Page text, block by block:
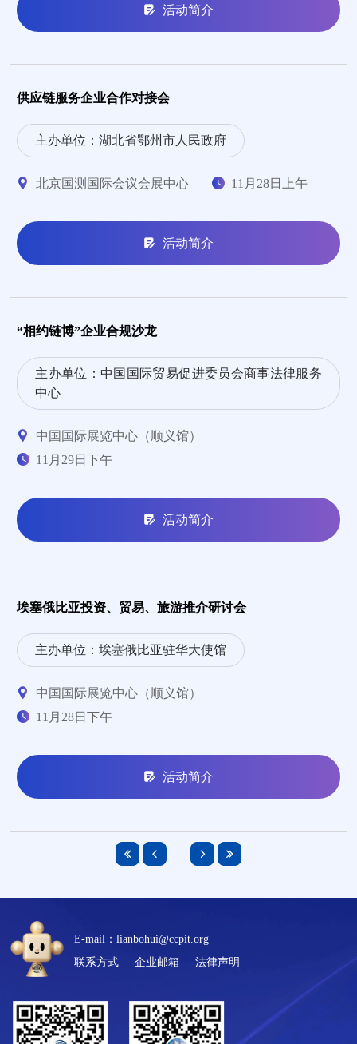
活动简介
供应链服务企业合作对接会
主办单位：湖北省鄂州市人民政府
北京国测国际会议会展中心 11月28日上午
活动简介
“相约链博”企业合规沙龙
主办单位：中国国际贸易促进委员会商事法律服务
中心
中国国际展览中心（顺义馆）
11月29日下午
活动简介
埃塞俄比亚投资、贸易、旅游推介研讨会
主办单位：埃塞俄比亚驻华大使馆
中国国际展览中心（顺义馆）
11月28日下午
活动简介
E-mail：lianbohui@ccpit.org
联系方式
企业邮箱 法律声明